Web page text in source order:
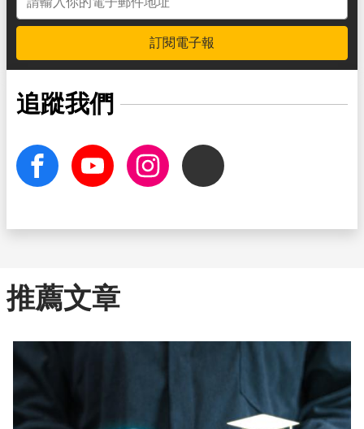
訂閱電子報
追蹤我們
facebook Youtube InstagramThreads
推薦文章